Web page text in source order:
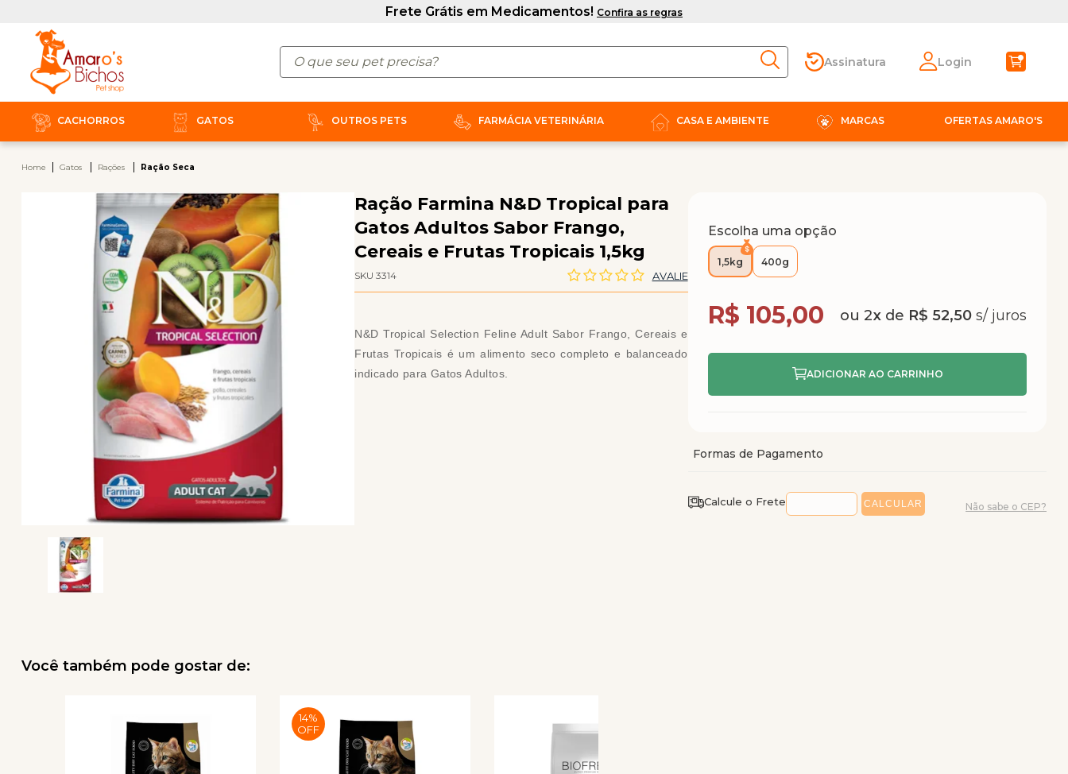
Assinatura Login
CACHORROS GATOS OUTROS PETS FARMÁCIA VETERINÁRIA CASA E AMBIENTE MARCAS OFERTAS AMARO'S
Home Gatos Rações Ração Seca
Ração Farmina N&D Tropical para
Gatos Adultos Sabor Frango,
Cereais e Frutas Tropicais 1,5kg
SKU 3314 AVALIE
N&D Tropical Selection Feline Adult Sabor Frango, Cereais e
Frutas Tropicais é um alimento seco completo e balanceado
indicado para Gatos Adultos.
Você também pode gostar de:
14%
OFF
Escolha uma opção
1,5kg 400g
R$ 105,00 2x de R$ 52,50
Calcule o Frete Não sabe o CEP?